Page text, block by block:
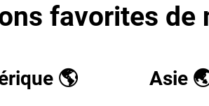
favorites de
🌎 Asie